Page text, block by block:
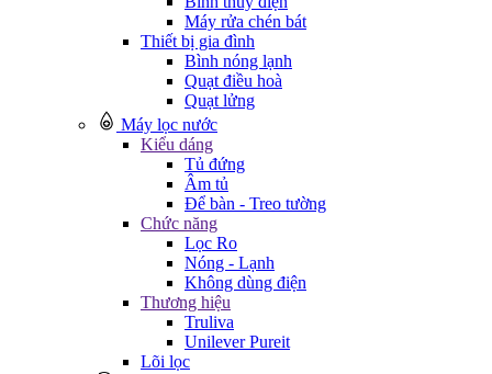
Máy rửa chén bát
Thiết bị gia đình
Bình nóng lạnh
Quạt điều hoà
Quạt lửng
Máy lọc nước
Kiểu dáng
Tủ đứng
Âm tủ
Để bàn - Treo tường
Chức năng
Lọc Ro
Nóng - Lạnh
Không dùng điện
Thương hiệu
Truliva
Unilever Pureit
Lõi lọc